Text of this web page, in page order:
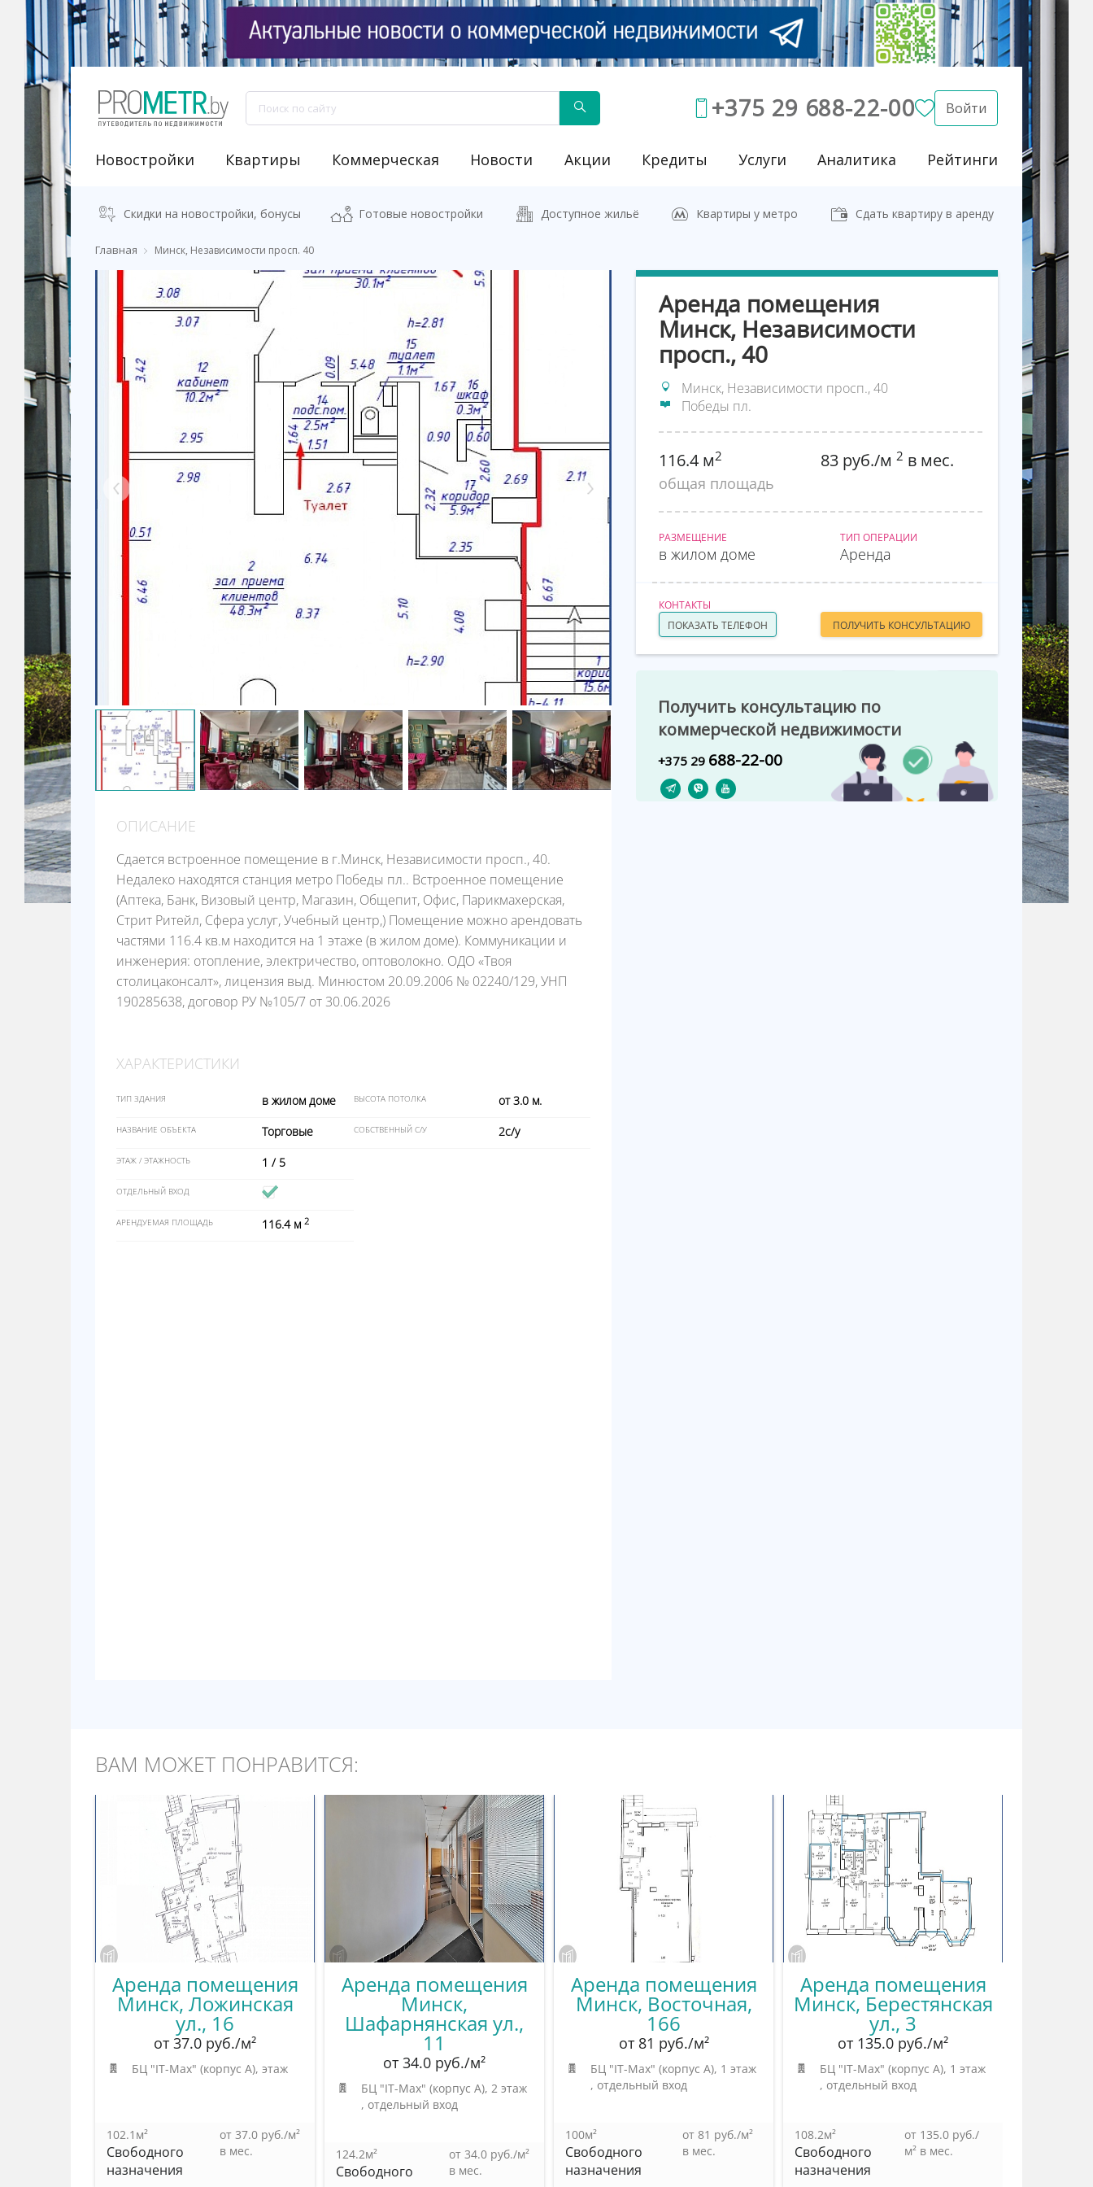
+375 29 688-22-00 Войти
Новостройки Квартиры Коммерческая Новости Акции Кредиты Услуги Аналитика Рейтинги
Скидки на новостройки, бонусы Готовые новостройки Доступное жильё Квартиры у метро Сдать квартиру в аренду
Главная Минск, Независимости просп. 40
ОПИСАНИЕ
Сдается встроенное помещение в г.Минск, Независимости просп., 40.
Недалеко находятся станция метро Победы пл.. Встроенное помещение
(Аптека, Банк, Визовый центр, Магазин, Общепит, Офис, Парикмахерская,
Стрит Ритейл, Сфера услуг, Учебный центр,) Помещение можно арендовать
частями 116.4 кв.м находится на 1 этаже (в жилом доме). Коммуникации и
инженерия: отопление, электричество, оптоволокно. ОДО «Твоя
столицаконсалт», лицензия выд. Минюстом 20.09.2006 № 02240/129, УНП
190285638, договор РУ №105/7 от 30.06.2026
ХАРАКТЕРИСТИКИ
ТИП ЗДАНИЯ в жилом доме
НАЗВАНИЕ ОБЪЕКТА Торговые
ЭТАЖ / ЭТАЖНОСТЬ 1 / 5
ОТДЕЛЬНЫЙ ВХОД
АРЕНДУЕМАЯ ПЛОЩАДЬ 116.4 м 2
ВЫСОТА ПОТОЛКА от 3.0 м.
СОБСТВЕННЫЙ С/У 2с/у
Аренда помещения
Минск, Независимости
просп., 40
Минск, Независимости просп., 40
Победы пл.
116.4 м2
общая площадь
83 руб./м 2 в мес.
РАЗМЕЩЕНИЕ
в жилом доме
ТИП ОПЕРАЦИИ
Аренда
КОНТАКТЫ
ПОКАЗАТЬ ТЕЛЕФОН
ПОЛУЧИТЬ КОНСУЛЬТАЦИЮ
Получить консультацию по
коммерческой недвижимости
+375 29 688-22-00
ВАМ МОЖЕТ ПОНРАВИТСЯ:
Аренда помещения
Минск, Ложинская
ул., 16
от 37.0 руб./м²
БЦ "IT-Max" (корпус А), этаж
102.1м²
Свободного
назначения
от 37.0 руб./м²
в мес.
Аренда помещения
Минск,
Шафарнянская ул.,
11
от 34.0 руб./м²
БЦ "IT-Max" (корпус А), 2 этаж
, отдельный вход
124.2м²
Свободного
от 34.0 руб./м²
в мес.
Аренда помещения
Минск, Восточная,
166
от 81 руб./м²
БЦ "IT-Max" (корпус А), 1 этаж
, отдельный вход
100м²
Свободного
назначения
от 81 руб./м²
в мес.
Аренда помещения
Минск, Берестянская
ул., 3
от 135.0 руб./м²
БЦ "IT-Max" (корпус А), 1 этаж
, отдельный вход
108.2м²
Свободного
назначения
от 135.0 руб./
м² в мес.